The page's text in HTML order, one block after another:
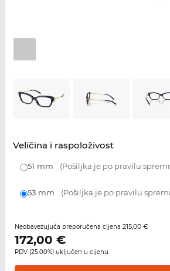
Veličina i raspoloživost
51 mm (Pošiljka je po pravilu
53 mm (Pošiljka je po pravilu
Neobavezujuća preporučena cijena 215,00 €
172,00 €
PDV (25.00%) uključen u cijenu.